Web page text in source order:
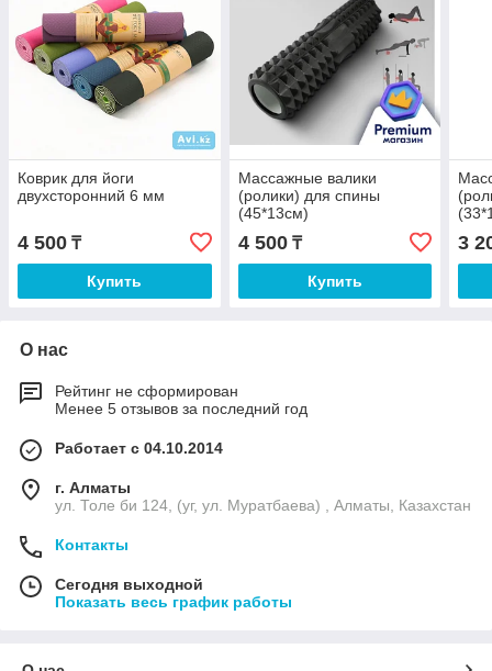
Коврик для йоги
двухсторонний 6 мм
4 500 ₸
Купить
Массажные валики
(ролики) для спины
(45*13см)
4 500₸
Купить
3
О нас
Рейтинг не сформирован
Менее 5 отзывов за последний год
Работает с 04.10.2014
г. Алматы
ул. Толе би 124, (уг, ул. Муратбаева) , Алматы, Казахстан
Контакты
Сегодня выходной
Показать весь график работы